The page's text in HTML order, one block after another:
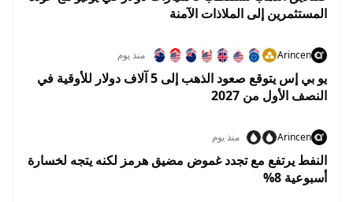
المستثمرين إلى الملاذات الآمنة
Arincen منذ يوم
يو بي إس يتوقع صعود الذهب إلى 5 آلاف دولار للأوقية في
النصف الأول من 2027
Arincen منذ يوم
النفط يرتفع مع تجدد غموض مضيق هرمز لكنه يتجه لخسارة
أسبوعية 8%